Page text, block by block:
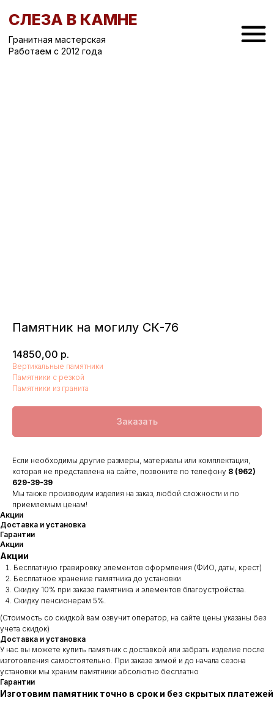
СЛЕЗА В КАМНЕ
Работаем с 2012 года
Вернуться назад / Вертикальные памятники на могилу /
Памятник на могилу СК-76
Памятник на могилу СК-76
14850,00 р.
Вертикальные памятники
Памятники с резкой
Памятники из гранита
Заказать
Если необходимы другие размеры, материалы или комплектация,
которая не представлена на сайте, позвоните по телефону 8 (962)
629-39-39
Мы также производим изделия на заказ, любой сложности и по
приемлемым ценам!
Акции
Доставка и установка
Гарантии
Акции
Акции
Бесплатную гравировку элементов оформления (ФИО, даты, крест)
Бесплатное хранение памятника до установки
Скидку 10% при заказе памятника и элементов благоустройства.
Скидку пенсионерам 5%.
(Стоимость со скидкой вам озвучит оператор, на сайте цены указаны без
учета скидок)
Доставка и установка
У нас вы можете купить памятник с доставкой или забрать изделие после
изготовления самостоятельно. При заказе зимой и до начала сезона
установки мы храним памятники абсолютно бесплатно
Гарантии
Изготовим памятник точно в срок и без скрытых платежей